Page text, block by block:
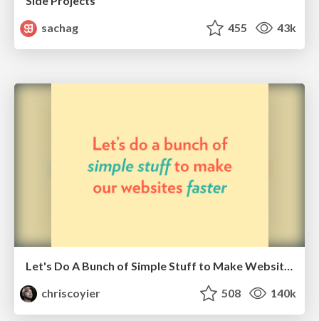
sachag
455 43k
Let's Do A Bunch of Simple Stuff to Make Websites Faster
chriscoyier
508 140k